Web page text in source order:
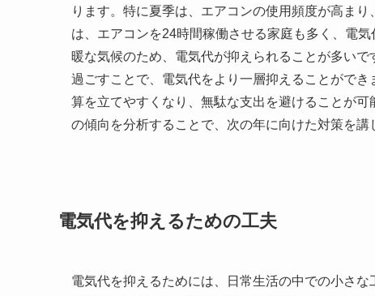
ります。特に夏季は、エアコンの使用頻度が高ま
は、エアコンを24時間稼働させる家庭も多く、電
暖な気候のため、電気代が抑えられることが多い
過ごすことで、電気代をより一層抑えることがで
算を立てやすくなり、無駄な支出を避けることが
の傾向を分析することで、次の年に向けた対策を講
電気代を抑えるための工夫
電気代を抑えるためには、日常生活の中での小さ